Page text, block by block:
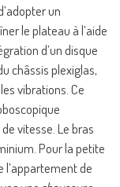
un
le plateau à l’aide
d’un disque
châssis plexiglas,
vibrations. Ce
vitesse. Le bras
Pour la petite
l’appartement de